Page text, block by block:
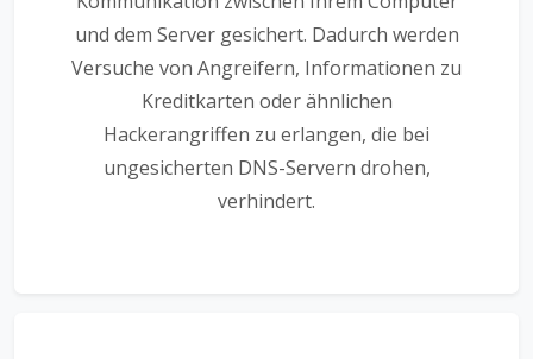
und dem Server gesichert. Dadurch werden
Versuche von Angreifern, Informationen zu
Kreditkarten oder ähnlichen
Hackerangriffen zu erlangen, die bei
ungesicherten DNS-Servern drohen,
verhindert.